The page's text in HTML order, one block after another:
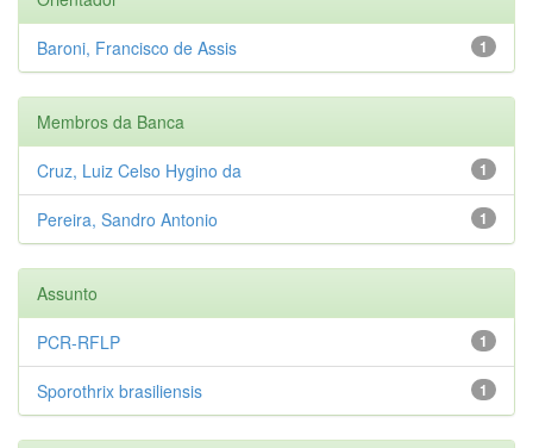
1
Baroni, Francisco de Assis
Membros da Banca
1
Cruz, Luiz Celso Hygino da
1
Pereira, Sandro Antonio
Assunto
1
PCR-RFLP
1
Sporothrix brasiliensis